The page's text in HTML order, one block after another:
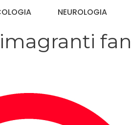
NEUROLOGIA